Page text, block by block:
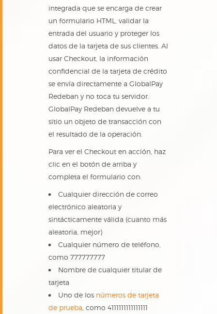
integrada que se encarga de crear
un formulario HTML, validar la
entrada del usuario y proteger los
datos de la tarjeta de sus clientes. Al
usar Checkout, la información
confidencial de la tarjeta de crédito
se envía directamente a GlobalPay
Redeban y no toca tu servidor.
GlobalPay Redeban devuelve a tu
sitio un objeto de transacción con
el resultado de la operación.
Para ver el Checkout en acción, haz
clic en el botón de arriba y
completa el formulario con:
Cualquier dirección de correo
electrónico aleatoria y
sintácticamente válida (cuanto más
aleatoria, mejor)
Cualquier número de teléfono,
como 777777777
Nombre de cualquier titular de
tarjeta
Uno de los números de tarjeta
de prueba , como 4111111111111111